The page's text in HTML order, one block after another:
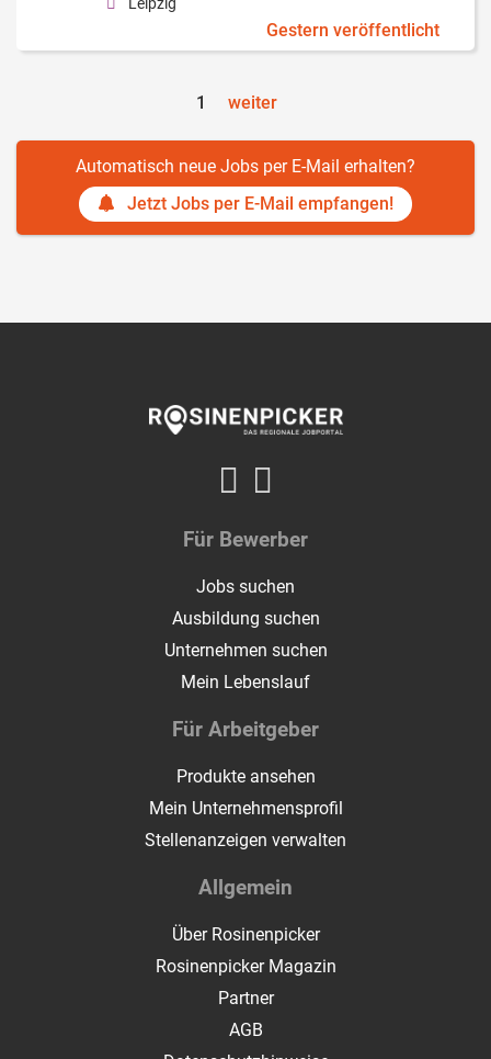
Leipzig
Gestern veröffentlicht
1 weiter
Automatisch neue Jobs per E-Mail erhalten?
Jetzt Jobs per E-Mail empfangen!
Für Bewerber
Jobs suchen
Ausbildung suchen
Unternehmen suchen
Mein Lebenslauf
Für Arbeitgeber
Produkte ansehen
Mein Unternehmensprofil
Stellenanzeigen verwalten
Allgemein
Über Rosinenpicker
Rosinenpicker Magazin
Partner
AGB